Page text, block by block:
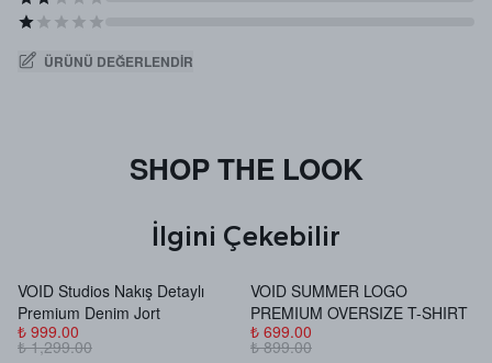
ÜRÜNÜ DEĞERLENDIR
SHOP THE LOOK
İlgini Çekebilir
VOID Studios Nakış Detaylı
Premium Denim Jort
₺ 999.00
₺ 1,299.00
VOID SUMMER LOGO
PREMIUM OVERSIZE T-SHIRT
₺ 699.00
₺ 899.00